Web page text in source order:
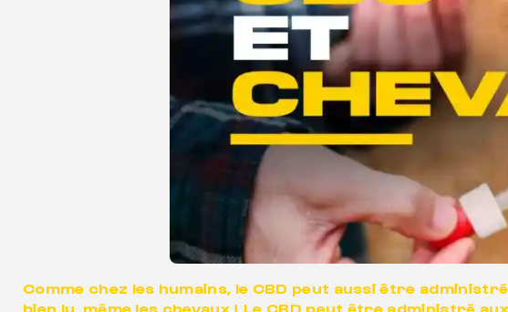
Comme chez les humains, le CBD peut aussi être
bien lu, même les chevaux ! Le CBD peut être administré